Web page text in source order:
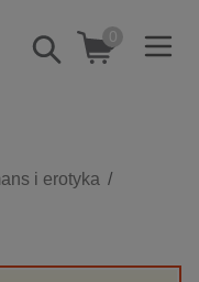
Pokaż/schowaj
wyszukiwarkę
0
i erotyka